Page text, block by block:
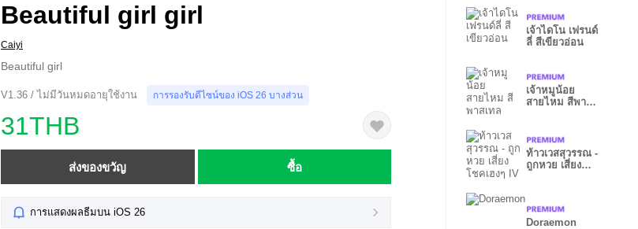
Beautiful girl girl
Caiyi
Beautiful girl
V1.36 / ไม่มีวันหมดอายุใช้งาน การรองรับดีไซน์ของ iOS 26 บางส่วน
31THB
ส่งของขวัญ ซื้อ
การแสดงผลธีมบน iOS 26
เจ้าไดโน เฟรนด์
ลี่ สีเขียวอ่อน
เจ้าหมูน้อย
สายไหม สีพาส
ท้าวเวสสุวรรณ -
ถูกหวย เสี่ยง
Doraemon